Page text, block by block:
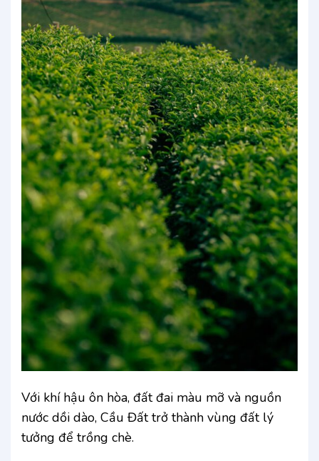
Với khí hậu ôn hòa, đất đai màu mỡ và nguồn
nước dồi dào, Cầu Đất trở thành vùng đất lý
tưởng để trồng chè.